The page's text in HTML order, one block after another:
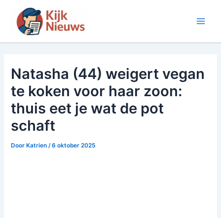
inhoud
Natasha (44) weigert vegan
te koken voor haar zoon:
thuis eet je wat de pot
schaft
Door Katrien/6 oktober 2025